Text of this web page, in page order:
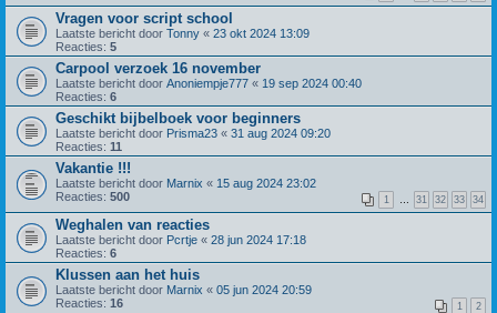
Vragen voor script school
Laatste bericht door Tonny « 23 okt 2024 13:09
Reacties: 5
Carpool verzoek 16 november
Laatste bericht door Anoniempje777 « 19 sep 2024 00:40
Reacties: 6
Geschikt bijbelboek voor beginners
Laatste bericht door Prisma23 « 31 aug 2024 09:20
Reacties: 11
Vakantie !!!
Laatste bericht door Marnix « 15 aug 2024 23:02
Reacties: 500 1 31 32 33 34
Weghalen van reacties
Laatste bericht door Pcrtje « 28 jun 2024 17:18
Reacties: 6
Klussen aan het huis
Laatste bericht door Marnix « 05 jun 2024 20:59
Reacties: 16 1 2